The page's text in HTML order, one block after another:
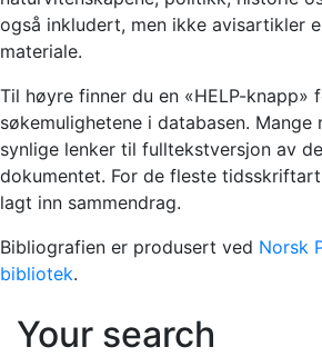
også inkludert, men ikke avisartikler
materiale.
Til høyre finner du en «HELP-knapp»
søkemulighetene i databasen. Mange
synlige lenker til fulltekstversjon av
dokumentet. For de fleste
lagt inn sammendrag.
Bibliografien er produsert ved Norsk
bibliotek.
Your search